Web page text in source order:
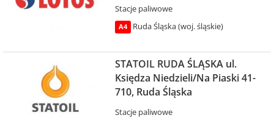
Stacje paliwowe
A4 Ruda Śląska (woj. śląskie)
STATOIL RUDA ŚLĄSKA ul.
Księdza Niedzieli/Na Piaski 41-
710, Ruda Śląska
Stacje paliwowe